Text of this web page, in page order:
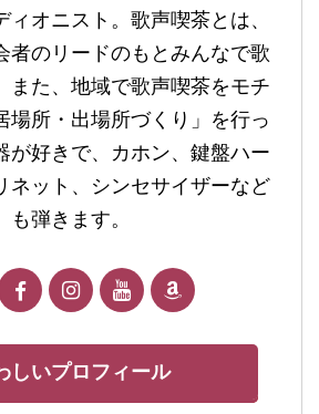
ィオニスト。歌声喫茶とは、
者のリードのもとみんなで歌
また、地域で歌声喫茶をモチ
場所・出場所づくり」を行っ
が好きで、カホン、鍵盤ハー
ネット、シンセサイザーなど
も弾きます。
しいプロフィール